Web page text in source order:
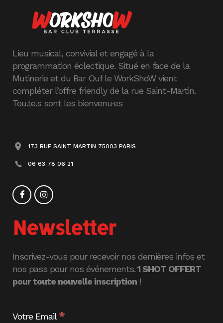
Lieu musical, convivial et engagé à la
programmation éclectique. Situé en face de la
Mutinerie et du Bar Ouf le WorkShoW vient
compléter l’offre friendly de la rue Saint-Martin.
Tou.te.s sont les bienvenu·es
173 RUE SAINT MARTIN 75003 PARIS
06 63 78 06 21
Newsletter
Inscrivez-vous pour recevoir nos dernières infos et
nos pass pour nos événements.1 SHOT OFFERT
pour toute nouvelle inscription !
Votre Email*